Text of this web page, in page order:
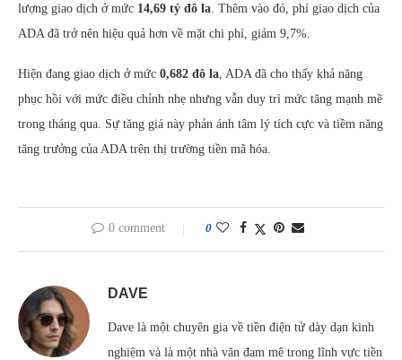
lượng giao dịch ở mức 14,69 tỷ đô la . Thêm vào đó, phí giao dịch của
ADA đã trở nên hiệu quả hơn về mặt chi phí, giảm 9,7%.
Hiện đang giao dịch ở mức 0,682 đô la , ADA đã cho thấy khả năng
phục hồi với mức điều chỉnh nhẹ nhưng vẫn duy trì mức tăng mạnh mẽ
trong tháng qua. Sự tăng giá này phản ánh tâm lý tích cực và tiềm năng
tăng trưởng của ADA trên thị trường tiền mã hóa.
0 comment 0
DAVE
Dave là một chuyên gia về tiền điện tử dày dạn kinh
nghiệm và là một nhà văn đam mê trong lĩnh vực tiền